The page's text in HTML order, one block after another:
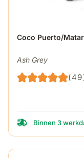
Coco Puerto/
Ash Grey
De prijs is
Binnen 3